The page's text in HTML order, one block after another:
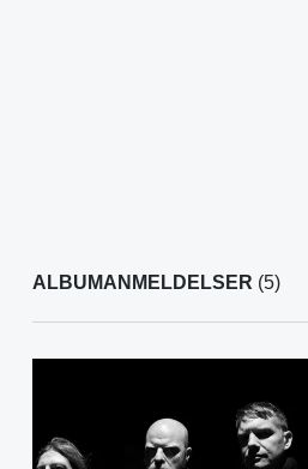
ALBUMANMELDELSER (5)